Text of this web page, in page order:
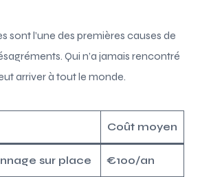
l’une des premières causes de
Qui n’a jamais rencontré
arriver à tout le monde.
Coût moyen
sur place €100/an